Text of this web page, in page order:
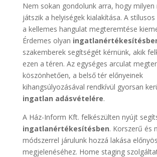
Nem sokan gondolunk arra, hogy milyen
játszik a helyiségek kialakítása. A
a kellemes hangulat megteremtése
Érdemes olyan
szakemberek segítségét kérnünk, akik
ezen a téren. Az egységes arculat
köszönhetően, a belső tér előnyeinek
kihangsúlyozásával rendkívül gyorsan
ingatlan adásvételére.
A Ház-Inform Kft. felkészülten nyújt
ingatlanértékesítésben. Korszerű és
módszerrel járulunk hozzá lakása
megjelenéséhez. Home staging